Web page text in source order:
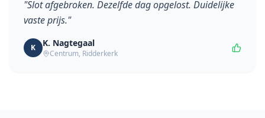
"Slot afgebroken. Dezelfde dag opgelost. Duidelijke
vaste prijs."
K K. Nagtegaal
Centrum, Ridderkerk